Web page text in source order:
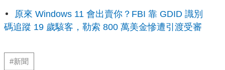
原來 Windows 11 會出賣你？FBI 靠 GDID 識別
碼追蹤 19 歲駭客，勒索 800 萬美金慘遭引渡受審
#新聞